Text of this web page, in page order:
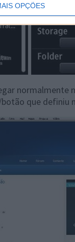
OPÇÕES
que definiu